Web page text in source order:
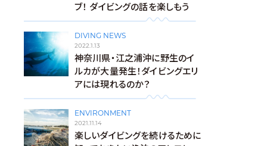
ブ！ ダイビングの話を楽しもう
DIVING NEWS
2022.1.13
神奈川県・江之浦沖に野生のイ
ルカが大量発生！ダイビングエリ
アには現れるのか？
ENVIRONMENT
2021.11.14
楽しいダイビングを続けるために